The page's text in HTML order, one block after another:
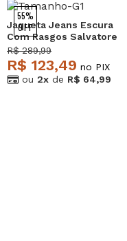
55%
OFF
Jaqueta Jeans Escura
Com Rasgos Salvatore
R$ 289,99
R$ 123,49 no PIX
ou 2x de R$ 64,99